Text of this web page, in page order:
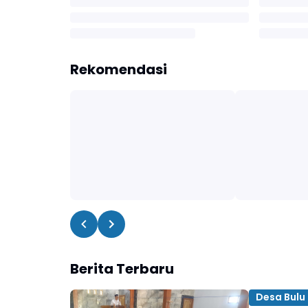
Rekomendasi
Berita Terbaru
Desa Bulu